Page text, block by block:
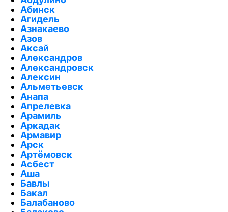
Абинск
Агидель
Азнакаево
Азов
Аксай
Александров
Александровск
Алексин
Альметьевск
Анапа
Апрелевка
Арамиль
Аркадак
Армавир
Арск
Артёмовск
Асбест
Аша
Бавлы
Бакал
Балабаново